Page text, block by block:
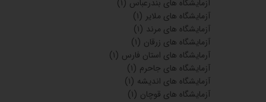
آزمایشگاه های بندرعباس (۱)
آزمایشگاه های ملایر (۱)
آزمایشگاه های مرند (۱)
آزمایشگاه های زرقان (۱)
آرمایشگاه های استان فارس (۱)
آزمایشگاه های جاحرم (۱)
آزمایشگاه های اندیشه (۱)
آزمایشگاه های قوچان (۱)